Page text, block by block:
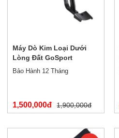
Máy Dò Kim Loại Dưới
Lòng Đất GoSport
MD4030
Bảo Hành 12 Tháng
1,500,000đ 1,900,000đ